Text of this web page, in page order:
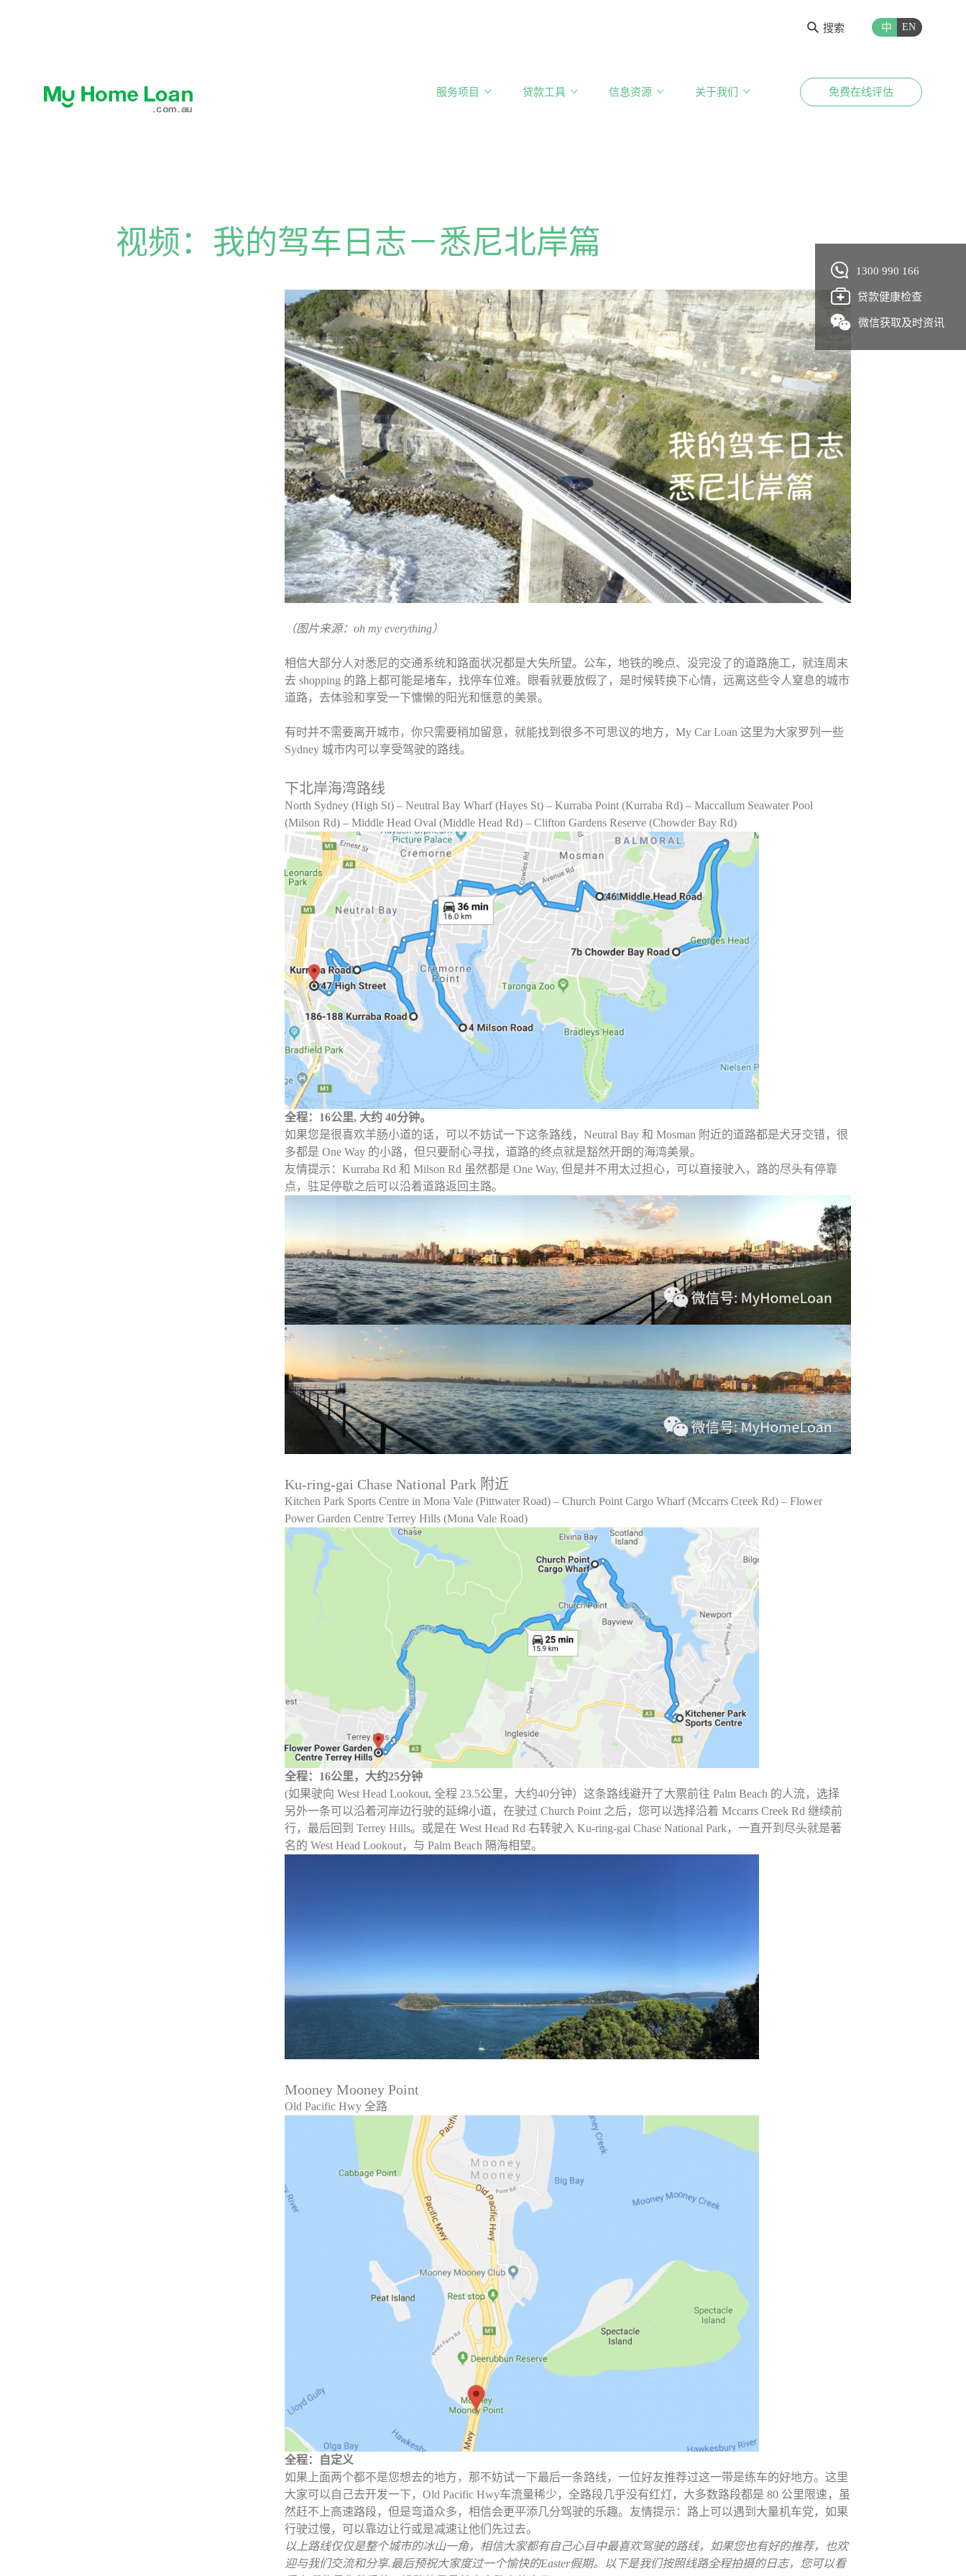
搜索 中 EN
服务项目 贷款工具 信息资源 关于我们 免费在线评估
视频：我的驾车日志－悉尼北岸篇
（图片来源：oh my everything）
相信大部分人对悉尼的交通系统和路面状况都是大失所望。公车，地铁的晚点、没完没了的道路施工，就连周末
去 shopping 的路上都可能是堵车，找停车位难。眼看就要放假了，是时候转换下心情，远离这些令人窒息的城市
道路，去体验和享受一下慵懒的阳光和惬意的美景。
有时并不需要离开城市，你只需要稍加留意，就能找到很多不可思议的地方，My Car Loan 这里为大家罗列一些
Sydney 城市内可以享受驾驶的路线。
下北岸海湾路线
North Sydney (High St) – Neutral Bay Wharf (Hayes St) – Kurraba Point (Kurraba Rd) – Maccallum Seawater Pool
(Milson Rd) – Middle Head Oval (Middle Head Rd) – Clifton Gardens Reserve (Chowder Bay Rd)
全程：16公里, 大约 40分钟。
如果您是很喜欢羊肠小道的话，可以不妨试一下这条路线，Neutral Bay 和 Mosman 附近的道路都是犬牙交错，很
多都是 One Way 的小路，但只要耐心寻找，道路的终点就是豁然开朗的海湾美景。
友情提示：Kurraba Rd 和 Milson Rd 虽然都是 One Way, 但是并不用太过担心，可以直接驶入，路的尽头有停靠
点，驻足停歇之后可以沿着道路返回主路。
Ku-ring-gai Chase National Park 附近
Kitchen Park Sports Centre in Mona Vale (Pittwater Road) – Church Point Cargo Wharf (Mccarrs Creek Rd) – Flower
Power Garden Centre Terrey Hills (Mona Vale Road)
全程：16公里，大约25分钟
(如果驶向 West Head Lookout, 全程 23.5公里，大约40分钟）这条路线避开了大票前往 Palm Beach 的人流，选择
另外一条可以沿着河岸边行驶的延绵小道，在驶过 Church Point 之后，您可以选择沿着 Mccarrs Creek Rd 继续前
行，最后回到 Terrey Hills。或是在 West Head Rd 右转驶入 Ku-ring-gai Chase National Park，一直开到尽头就是著
名的 West Head Lookout，与 Palm Beach 隔海相望。
Mooney Mooney Point
Old Pacific Hwy 全路
全程：自定义
如果上面两个都不是您想去的地方，那不妨试一下最后一条路线，一位好友推荐过这一带是练车的好地方。这里
大家可以自己去开发一下，Old Pacific Hwy车流量稀少，全路段几乎没有红灯，大多数路段都是 80 公里限速，虽
然赶不上高速路段，但是弯道众多，相信会更平添几分驾驶的乐趣。友情提示：路上可以遇到大量机车党，如果
行驶过慢，可以靠边让行或是减速让他们先过去。
以上路线仅仅是整个城市的冰山一角，相信大家都有自己心目中最喜欢驾驶的路线，如果您也有好的推荐，也欢
迎与我们交流和分享.最后预祝大家度过一个愉快的Easter假期。
以下是我们按照线路全程拍摄的日志，您可以看
1300 990 166
贷款健康检查
微信获取及时资讯